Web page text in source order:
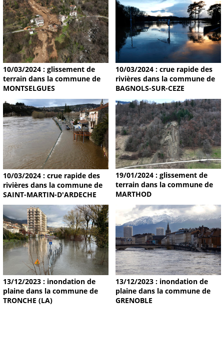
10/03/2024 : glissement de
terrain dans la commune de
MONTSELGUES
10/03/2024 : crue rapide des
rivières dans la commune de
BAGNOLS-SUR-CEZE
10/03/2024 : crue rapide des
rivières dans la commune de
SAINT-MARTIN-D'ARDECHE
19/01/2024 : glissement de
terrain dans la commune de
MARTHOD
13/12/2023 : inondation de
plaine dans la commune de
TRONCHE (LA)
13/12/2023 : inondation de
plaine dans la commune de
GRENOBLE